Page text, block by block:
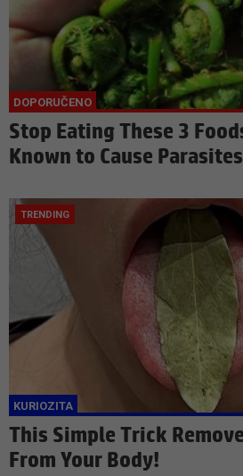
Stop Eating These 3
Known to Cause Parasites
This Simple Trick
From Your Body!